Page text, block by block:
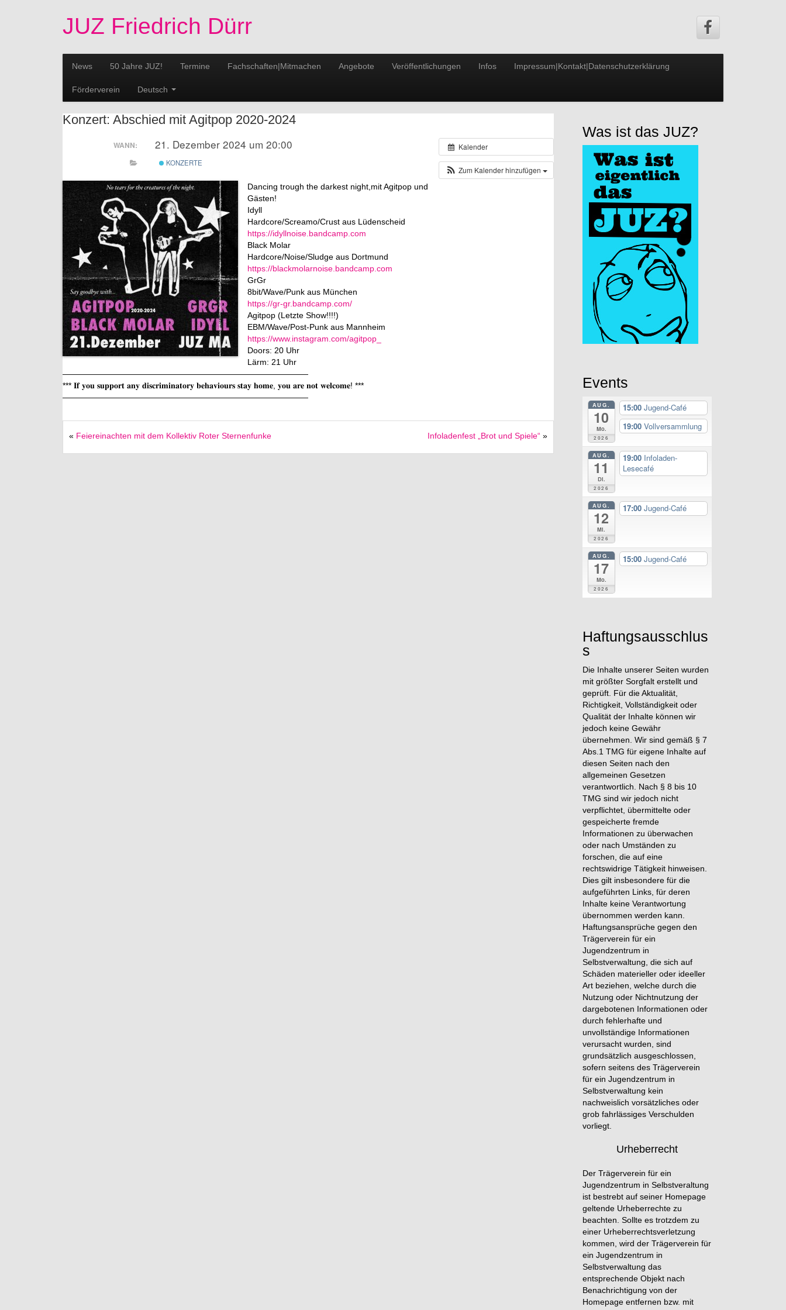
JUZ Friedrich Dürr
News 50 Jahre JUZ! Termine Fachschaften|Mitmachen Angebote Veröffentlichungen Infos Impressum|Kontakt|Datenschutzerklärung
Förderverein Deutsch
Konzert: Abschied mit Agitpop 2020-2024
Kalender
Zum Kalender hinzufügen
WANN: 21. Dezember 2024 um 20:00
KONZERTE
Dancing trough the darkest night,mit Agitpop und
Gästen!
Idyll
Hardcore/Screamo/Crust aus Lüdenscheid
https://idyllnoise.bandcamp.com
Black Molar
Hardcore/Noise/Sludge aus Dortmund
https://blackmolarnoise.bandcamp.com
GrGr
8bit/Wave/Punk aus München
https://gr-gr.bandcamp.com/
Agitpop (Letzte Show!!!!)
EBM/Wave/Post-Punk aus Mannheim
https://www.instagram.com/agitpop_
Doors: 20 Uhr
Lärm: 21 Uhr
——————————————————————————————
*** 𝐈𝐟 𝐲𝐨𝐮 𝐬𝐮𝐩𝐩𝐨𝐫𝐭 𝐚𝐧𝐲 𝐝𝐢𝐬𝐜𝐫𝐢𝐦𝐢𝐧𝐚𝐭𝐨𝐫𝐲 𝐛𝐞𝐡𝐚𝐯𝐢𝐨𝐮𝐫𝐬 𝐬𝐭𝐚𝐲 𝐡𝐨𝐦𝐞, 𝐲𝐨𝐮 𝐚𝐫𝐞 𝐧𝐨𝐭 𝐰𝐞𝐥𝐜𝐨𝐦𝐞! ***
——————————————————————————————
« Feiereinachten mit dem Kollektiv Roter Sternenfunke Infoladenfest „Brot und Spiele“ »
Was ist das JUZ?
Events
AUG.
10
Mo.
2026
15:00 Jugend-Café
19:00 Vollversammlung
AUG.
11
Di.
2026
19:00 Infoladen-
Lesecafé
AUG.
12
Mi.
2026
17:00 Jugend-Café
AUG.
17
Mo.
2026
15:00 Jugend-Café
Haftungsausschlus
s
Die Inhalte unserer Seiten wurden
mit größter Sorgfalt erstellt und
geprüft. Für die Aktualität,
Richtigkeit, Vollständigkeit oder
Qualität der Inhalte können wir
jedoch keine Gewähr
übernehmen. Wir sind gemäß § 7
Abs.1 TMG für eigene Inhalte auf
diesen Seiten nach den
allgemeinen Gesetzen
verantwortlich. Nach § 8 bis 10
TMG sind wir jedoch nicht
verpflichtet, übermittelte oder
gespeicherte fremde
Informationen zu überwachen
oder nach Umständen zu
forschen, die auf eine
rechtswidrige Tätigkeit hinweisen.
Dies gilt insbesondere für die
aufgeführten Links, für deren
Inhalte keine Verantwortung
übernommen werden kann.
Haftungsansprüche gegen den
Trägerverein für ein
Jugendzentrum in
Selbstverwaltung, die sich auf
Schäden materieller oder ideeller
Art beziehen, welche durch die
Nutzung oder Nichtnutzung der
dargebotenen Informationen oder
durch fehlerhafte und
unvollständige Informationen
verursacht wurden, sind
grundsätzlich ausgeschlossen,
sofern seitens des Trägerverein
für ein Jugendzentrum in
Selbstverwaltung kein
nachweislich vorsätzliches oder
grob fahrlässiges Verschulden
vorliegt.
Urheberrecht
Der Trägerverein für ein
Jugendzentrum in Selbstveraltung
ist bestrebt auf seiner Homepage
geltende Urheberrechte zu
beachten. Sollte es trotzdem zu
einer Urheberrechtsverletzung
kommen, wird der Trägerverein für
ein Jugendzentrum in
Selbstverwaltung das
entsprechende Objekt nach
Benachrichtigung von der
Homepage entfernen bzw. mit